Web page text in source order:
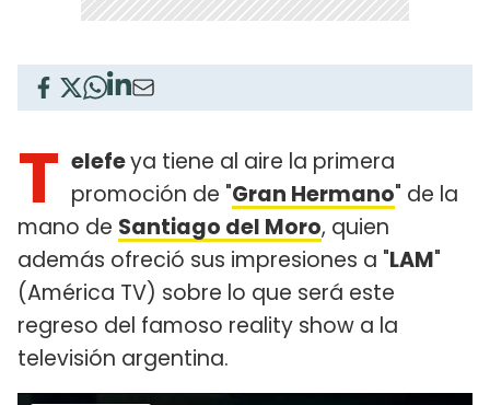
T elefeya tiene al aire la primera
promoción de "Gran Hermano" de la
mano de Santiago del Moro, quien
además ofreció sus impresiones a "LAM"
(América TV) sobre lo que será este
regreso del famoso reality show a la
televisión argentina.